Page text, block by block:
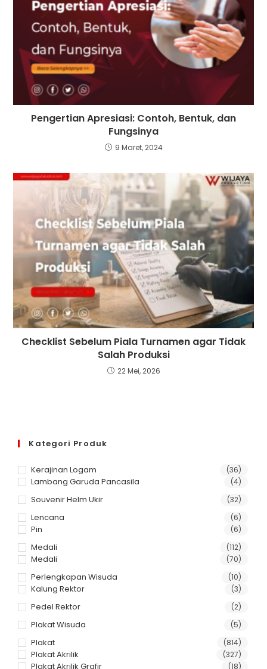
Pengertian Apresiasi: Contoh, Bentuk, dan
Fungsinya
9 Maret, 2024
Checklist Sebelum Piala Turnamen agar Tidak
Salah Produksi
22 Mei, 2026
Kategori Produk
Kerajinan Logam (36)
Lambang Garuda Pancasila (4)
Souvenir Helm Ukir (32)
Lencana (6)
Pin (6)
Medali (112)
Medali (70)
Perlengkapan Wisuda (10)
Kalung Rektor (3)
Pedel Rektor (2)
Plakat Wisuda (5)
Plakat (814)
Plakat Akrilik (327)
Plakat Akrilik Grafir (18)